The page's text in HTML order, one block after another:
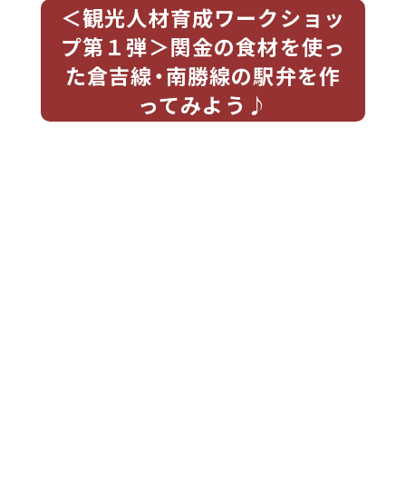
＜観光人材育成ワークショッ
プ第１弾＞関金の食材を使っ
た倉吉線・南勝線の駅弁を作
ってみよう♪